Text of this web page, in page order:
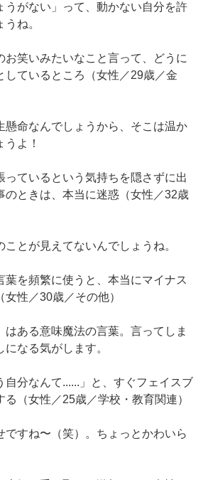
うがない」って、動かない自分を許
ね。
お笑いみたいなこと言って、どうに
しているところ（女性／29歳／金
懸命なんでしょうから、そこは温か
うよ！
っているという気持ちを隠さずに出
のときは、本当に迷惑（女性／32歳
とが見えてないんでしょうね。
葉を頻繁に使うと、本当にマイナス
性／30歳／その他）
はある意味魔法の言葉。言ってしま
なる気がします。
自分なんて......」と、すぐフェイスブ
（女性／25歳／学校・教育関連）
ですね〜（笑）。ちょっとかわいら